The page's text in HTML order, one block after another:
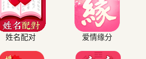
姓名配对 爱情缘分